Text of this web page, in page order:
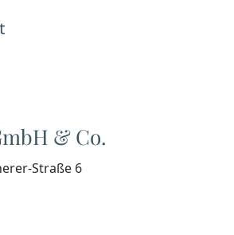
& Co.
Straße 6